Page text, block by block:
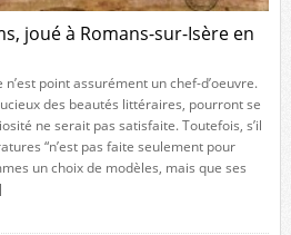
joué à Romans-sur-Isère en
point assurément un chef-d’oeuvre.
des beautés littéraires, pourront se
ne serait pas satisfaite. Toutefois, s’il
“n’est pas faite seulement pour
un choix de modèles, mais que ses